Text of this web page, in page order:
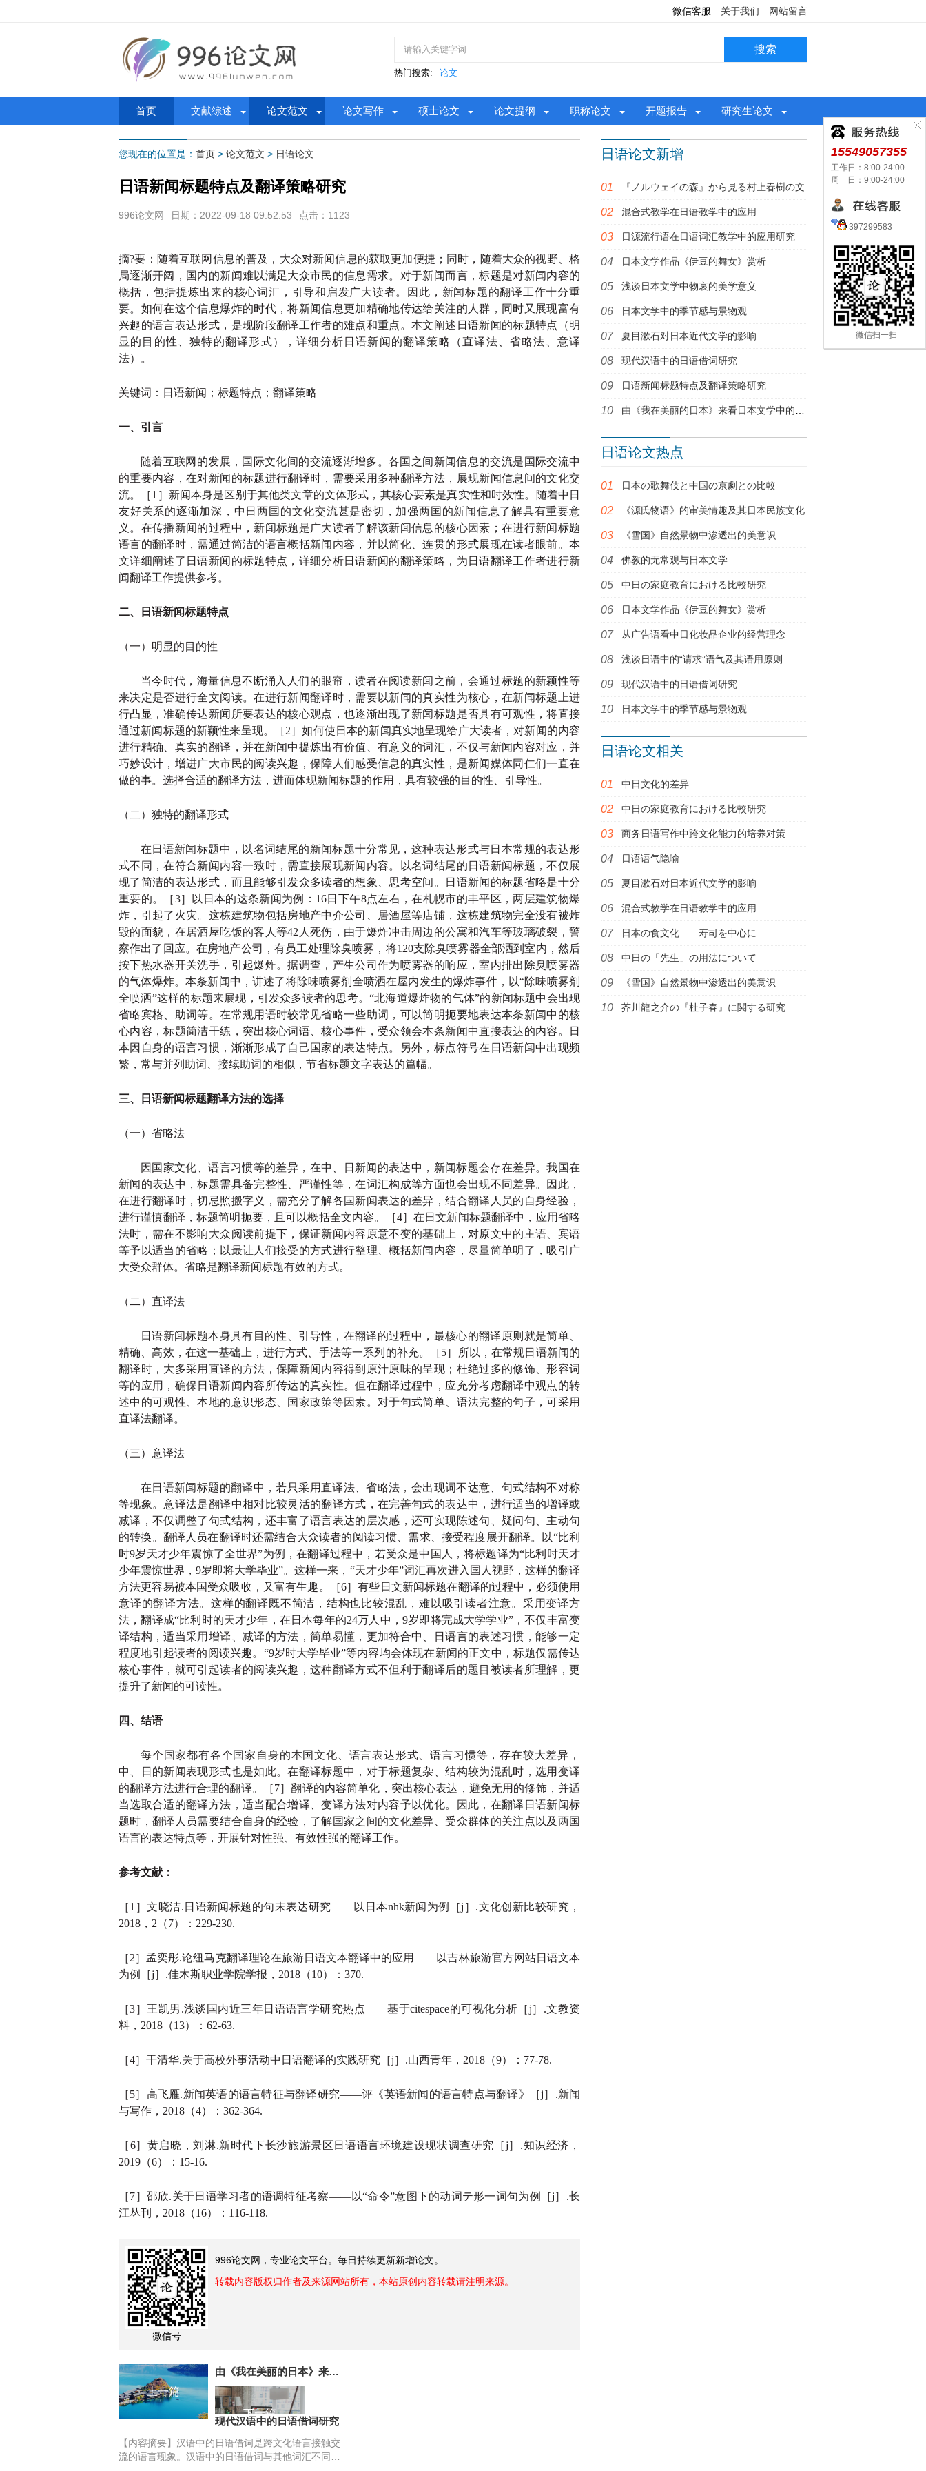
微信客服 关于我们 网站留言
热门搜索: 论文
首页 文献综述 论文范文 论文写作 硕士论文 论文提纲 职称论文 开题报告 研究生论文
您现在的位置是： 首页 > 论文范文 > 日语论文
日语新闻标题特点及翻译策略研究
996论文网 日期：2022-09-18 09:52:53 点击：1123
摘?要：随着互联网信息的普及，大众对新闻信息的获取更加便捷；同时，随着大众的视野、格
局逐渐开阔，国内的新闻难以满足大众市民的信息需求。对于新闻而言，标题是对新闻内容的
概括，包括提炼出来的核心词汇，引导和启发广大读者。因此，新闻标题的翻译工作十分重
要。如何在这个信息爆炸的时代，将新闻信息更加精确地传达给关注的人群，同时又展现富有
兴趣的语言表达形式，是现阶段翻译工作者的难点和重点。本文阐述日语新闻的标题特点（明
显的目的性、独特的翻译形式），详细分析日语新闻的翻译策略（直译法、省略法、意译
法）。
关键词：日语新闻；标题特点；翻译策略
一、引言
随着互联网的发展，国际文化间的交流逐渐增多。各国之间新闻信息的交流是国际交流中
的重要内容，在对新闻的标题进行翻译时，需要采用多种翻译方法，展现新闻信息间的文化交
流。［1］新闻本身是区别于其他类文章的文体形式，其核心要素是真实性和时效性。随着中日
友好关系的逐渐加深，中日两国的文化交流甚是密切，加强两国的新闻信息了解具有重要意
义。在传播新闻的过程中，新闻标题是广大读者了解该新闻信息的核心因素；在进行新闻标题
语言的翻译时，需通过简洁的语言概括新闻内容，并以简化、连贯的形式展现在读者眼前。本
文详细阐述了日语新闻的标题特点，详细分析日语新闻的翻译策略，为日语翻译工作者进行新
闻翻译工作提供参考。
二、日语新闻标题特点
（一）明显的目的性
当今时代，海量信息不断涌入人们的眼帘，读者在阅读新闻之前，会通过标题的新颖性等
来决定是否进行全文阅读。在进行新闻翻译时，需要以新闻的真实性为核心，在新闻标题上进
行凸显，准确传达新闻所要表达的核心观点，也逐渐出现了新闻标题是否具有可观性，将直接
通过新闻标题的新颖性来呈现。［2］如何使日本的新闻真实地呈现给广大读者，对新闻的内容
进行精确、真实的翻译，并在新闻中提炼出有价值、有意义的词汇，不仅与新闻内容对应，并
巧妙设计，增进广大市民的阅读兴趣，保障人们感受信息的真实性，是新闻媒体同仁们一直在
做的事。选择合适的翻译方法，进而体现新闻标题的作用，具有较强的目的性、引导性。
（二）独特的翻译形式
在日语新闻标题中，以名词结尾的新闻标题十分常见，这种表达形式与日本常规的表达形
式不同，在符合新闻内容一致时，需直接展现新闻内容。以名词结尾的日语新闻标题，不仅展
现了简洁的表达形式，而且能够引发众多读者的想象、思考空间。日语新闻的标题省略是十分
重要的。［3］以日本的这条新闻为例：16日下午8点左右，在札幌市的丰平区，两层建筑物爆
炸，引起了火灾。这栋建筑物包括房地产中介公司、居酒屋等店铺，这栋建筑物完全没有被炸
毁的面貌，在居酒屋吃饭的客人等42人死伤，由于爆炸冲击周边的公寓和汽车等玻璃破裂，警
察作出了回应。在房地产公司，有员工处理除臭喷雾，将120支除臭喷雾器全部洒到室内，然后
按下热水器开关洗手，引起爆炸。据调查，产生公司作为喷雾器的响应，室内排出除臭喷雾器
的气体爆炸。本条新闻中，讲述了将除味喷雾剂全喷洒在屋内发生的爆炸事件，以“除味喷雾剂
全喷洒”这样的标题来展现，引发众多读者的思考。“北海道爆炸物的气体”的新闻标题中会出现
省略宾格、助词等。在常规用语时较常见省略一些助词，可以简明扼要地表达本条新闻中的核
心内容，标题简洁干练，突出核心词语、核心事件，受众领会本条新闻中直接表达的内容。日
本因自身的语言习惯，渐渐形成了自己国家的表达特点。另外，标点符号在日语新闻中出现频
繁，常与并列助词、接续助词的相似，节省标题文字表达的篇幅。
三、日语新闻标题翻译方法的选择
（一）省略法
因国家文化、语言习惯等的差异，在中、日新闻的表达中，新闻标题会存在差异。我国在
新闻的表达中，标题需具备完整性、严谨性等，在词汇构成等方面也会出现不同差异。因此，
在进行翻译时，切忌照搬字义，需充分了解各国新闻表达的差异，结合翻译人员的自身经验，
进行谨慎翻译，标题简明扼要，且可以概括全文内容。［4］在日文新闻标题翻译中，应用省略
法时，需在不影响大众阅读前提下，保证新闻内容原意不变的基础上，对原文中的主语、宾语
等予以适当的省略；以最让人们接受的方式进行整理、概括新闻内容，尽量简单明了，吸引广
大受众群体。省略是翻译新闻标题有效的方式。
（二）直译法
日语新闻标题本身具有目的性、引导性，在翻译的过程中，最核心的翻译原则就是简单、
精确、高效，在这一基础上，进行方式、手法等一系列的补充。［5］所以，在常规日语新闻的
翻译时，大多采用直译的方法，保障新闻内容得到原汁原味的呈现；杜绝过多的修饰、形容词
等的应用，确保日语新闻内容所传达的真实性。但在翻译过程中，应充分考虑翻译中观点的转
述中的可观性、本地的意识形态、国家政策等因素。对于句式简单、语法完整的句子，可采用
直译法翻译。
（三）意译法
在日语新闻标题的翻译中，若只采用直译法、省略法，会出现词不达意、句式结构不对称
等现象。意译法是翻译中相对比较灵活的翻译方式，在完善句式的表达中，进行适当的增译或
减译，不仅调整了句式结构，还丰富了语言表达的层次感，还可实现陈述句、疑问句、主动句
的转换。翻译人员在翻译时还需结合大众读者的阅读习惯、需求、接受程度展开翻译。以“比利
时9岁天才少年震惊了全世界”为例，在翻译过程中，若受众是中国人，将标题译为“比利时天才
少年震惊世界，9岁即将大学毕业”。这样一来，“天才少年”词汇再次进入国人视野，这样的翻译
方法更容易被本国受众吸收，又富有生趣。［6］有些日文新闻标题在翻译的过程中，必须使用
意译的翻译方法。这样的翻译既不简洁，结构也比较混乱，难以吸引读者注意。采用变译方
法，翻译成“比利时的天才少年，在日本每年的24万人中，9岁即将完成大学学业”，不仅丰富变
译结构，适当采用增译、减译的方法，简单易懂，更加符合中、日语言的表述习惯，能够一定
程度地引起读者的阅读兴趣。“9岁时大学毕业”等内容均会体现在新闻的正文中，标题仅需传达
核心事件，就可引起读者的阅读兴趣，这种翻译方式不但利于翻译后的题目被读者所理解，更
提升了新闻的可读性。
四、结语
每个国家都有各个国家自身的本国文化、语言表达形式、语言习惯等，存在较大差异，
中、日的新闻表现形式也是如此。在翻译标题中，对于标题复杂、结构较为混乱时，选用变译
的翻译方法进行合理的翻译。［7］翻译的内容简单化，突出核心表达，避免无用的修饰，并适
当选取合适的翻译方法，适当配合增译、变译方法对内容予以优化。因此，在翻译日语新闻标
题时，翻译人员需要结合自身的经验，了解国家之间的文化差异、受众群体的关注点以及两国
语言的表达特点等，开展针对性强、有效性强的翻译工作。
参考文献：
［1］文晓洁.日语新闻标题的句末表达研究——以日本nhk新闻为例［j］.文化创新比较研究，
2018，2（7）：229-230.
［2］孟奕彤.论纽马克翻译理论在旅游日语文本翻译中的应用——以吉林旅游官方网站日语文本
为例［j］.佳木斯职业学院学报，2018（10）：370.
［3］王凯男.浅谈国内近三年日语语言学研究热点——基于citespace的可视化分析［j］.文教资
料，2018（13）：62-63.
［4］干清华.关于高校外事活动中日语翻译的实践研究［j］.山西青年，2018（9）：77-78.
［5］高飞雁.新闻英语的语言特征与翻译研究——评《英语新闻的语言特点与翻译》［j］.新闻
与写作，2018（4）：362-364.
［6］黄启晓，刘淋.新时代下长沙旅游景区日语语言环境建设现状调查研究［j］.知识经济，
2019（6）：15-16.
［7］邵欣.关于日语学习者的语调特征考察——以“命令”意图下的动词テ形一词句为例［j］.长
江丛刊，2018（16）：116-118.
微信号
996论文网，专业论文平台。每日持续更新新增论文。
转载内容版权归作者及来源网站所有，本站原创内容转载请注明来源。
上一篇
由《我在美丽的日本》来看日本文学中的自然美
下一篇
现代汉语中的日语借词研究
【内容摘要】汉语中的日语借词是跨文化语言接触交
流的语言现象。汉语中的日语借词与其他词汇不同，
日语论文新增
『ノルウェイの森』から見る村上春樹の文
混合式教学在日语教学中的应用
日源流行语在日语词汇教学中的应用研究
日本文学作品《伊豆的舞女》赏析
浅谈日本文学中物哀的美学意义
日本文学中的季节感与景物观
夏目漱石对日本近代文学的影响
现代汉语中的日语借词研究
日语新闻标题特点及翻译策略研究
由《我在美丽的日本》来看日本文学中的自然美
日语论文热点
日本の歌舞伎と中国の京劇との比較
《源氏物语》的审美情趣及其日本民族文化
《雪国》自然景物中渗透出的美意识
佛教的无常观与日本文学
中日の家庭教育における比較研究
日本文学作品《伊豆的舞女》赏析
从广告语看中日化妆品企业的经营理念
浅谈日语中的“请求”语气及其语用原则
现代汉语中的日语借词研究
日本文学中的季节感与景物观
日语论文相关
中日文化的差异
中日の家庭教育における比較研究
商务日语写作中跨文化能力的培养对策
日语语气隐喻
夏目漱石对日本近代文学的影响
混合式教学在日语教学中的应用
日本の食文化——寿司を中心に
中日の「先生」の用法について
《雪国》自然景物中渗透出的美意识
芥川龍之介の『杜子春』に関する研究
15549057355
工作日：8:00-24:00
周 日：9:00-24:00
397299583
微信扫一扫